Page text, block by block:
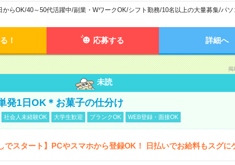
からOK/40～50代活躍中/副業・WワークOK/シフト勤務/10名以上の大量募集/パソ
！ 応募する 詳細へ
掲
未読
発1日OK＊お菓子の仕分け
社会人未経験OK 大学生歓迎 ブランクOK WEB登録・面接OK
でスタート】PCやスマホから登録OK！ 日払いでお給料もスグに